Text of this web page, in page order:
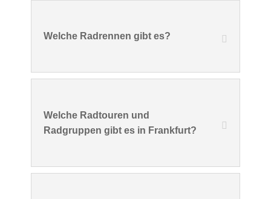
Welche Radrennen gibt es?
Welche Radtouren und
Radgruppen gibt es in Frankfurt?